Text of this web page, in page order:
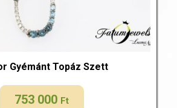
Gyémánt Topáz Szett
753 000 Ft